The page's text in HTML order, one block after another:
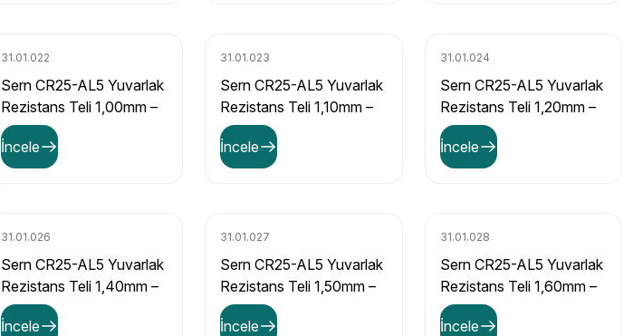
31.01.022
Sern CR25-AL5 Yuvarlak
Rezistans Teli 1,00mm –
1,81 Ω/m Direnç Değerli
İncele
31.01.023
Sern CR25-AL5 Yuvarlak
Rezistans Teli 1,10mm –
1,52 Ω/m Direnç Değerli
İncele
31.01.024
Sern CR25-AL5 Yuvarlak
Rezistans Teli 1,20mm –
1,26 Ω/m Direnç Değerli
İncele
31.01.026
Sern CR25-AL5 Yuvarlak
Rezistans Teli 1,40mm –
0,932 Ω/m Direnç Değerli
İncele
31.01.027
Sern CR25-AL5 Yuvarlak
Rezistans Teli 1,50mm –
0,82 Ω/m Direnç Değerli
İncele
31.01.028
Sern CR25-AL5 Yuvarlak
Rezistans Teli 1,60mm –
0,72 Ω/m Direnç Değerli
İncele